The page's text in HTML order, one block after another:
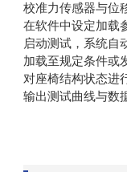
校准力传感器与位
在软件中设定加载
启动测试，系统自
加载至规定条件或
对座椅结构状态进
输出测试曲线与数